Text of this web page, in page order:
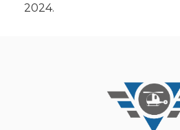
2024.